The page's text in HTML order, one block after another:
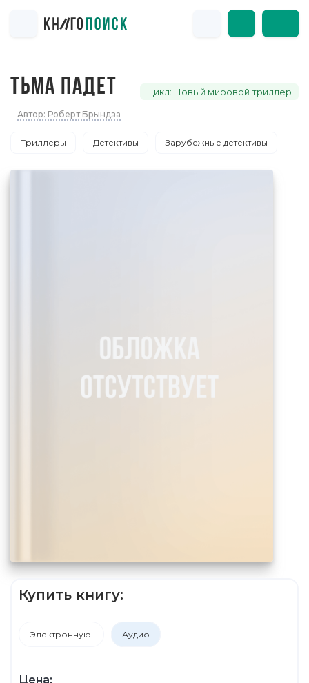
ТЬМА ПАДЕТ Цикл: Новый мировой триллер
Автор: Роберт Брындза
Триллеры Детективы Зарубежные детективы
Купить книгу:
Электронную Аудио
Цена: